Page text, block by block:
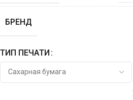
БРЕНД
ТИП ПЕЧАТИ